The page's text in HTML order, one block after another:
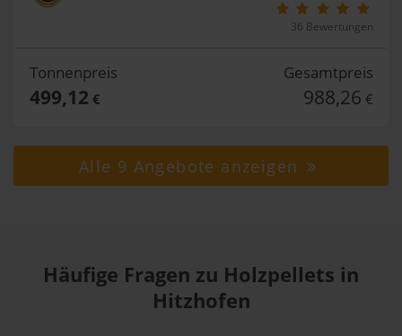
36 Bewertungen
Tonnenpreis
499,12 €
Gesamtpreis
988,26 €
Alle 9 Angebote anzeigen
Häufige Fragen zu Holzpellets in
Hitzhofen